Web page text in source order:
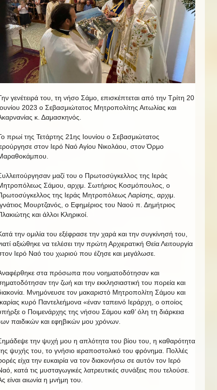
γενέτειρά του, τη νήσο Σάμο, επισκέπτεται από την Τρίτη 20
2023 ο Σεβασμιώτατος Μητροπολίτης Αιτωλίας και
κ. Δαμασκηνός.
πρωί της Τετάρτης 21ης Ιουνίου ο Σεβασμιώτατος
στον Ιερό Ναό Αγίου Νικολάου, στον Όρμο
μαζί του ο Πρωτοσύγκελλος της Ιεράς
Σάμου, αρχιμ. Σωτήριος Κοσμόπουλος, ο
της Ιεράς Μητροπόλεως Λαρίσης, αρχιμ.
Μουρτζανός, ο Εφημέριος του Ναού π. Δημήτριος
και άλλοι Κληρικοί.
την ομιλία του εξέφρασε την χαρά και την συγκίνησή του,
αξιώθηκε να τελέσει την πρώτη Αρχιερατική Θεία Λειτουργία
Ιερό Ναό του χωριού που έζησε και μεγάλωσε.
στα πρόσωπα που νοηματοδότησαν και
την ζωή και την εκκλησιαστική του πορεία και
Μνημόνευσε τον μακαριστό Μητροπολίτη Σάμου και
κυρό Παντελεήμονα «έναν ταπεινό Ιεράρχη, ο οποίος
ο Ποιμενάρχης της νήσου Σάμου καθ’ όλη τη διάρκεια
παιδικών και εφηβικών μου χρόνων.
την ψυχή μου η απλότητα του βίου του, η καθαρότητα
ψυχής του, το γνήσιο ιεραποστολικό του φρόνημα. Πολλές
είχα την ευκαιρία να τον διακονήσω σε αυτόν τον Ιερό
κατά τις μυσταγωγικές λατρευτικές συνάξεις που τελούσε.
είναι αιωνία η μνήμη του.